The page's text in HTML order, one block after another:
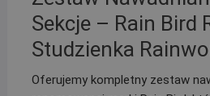
Sekcje – Rain Bird
Studzienka
Oferujemy kompletny zestaw